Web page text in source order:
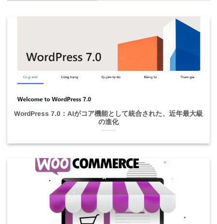
WordPress 7.0：AIがコア機能として統合された、近年最大級
の進化